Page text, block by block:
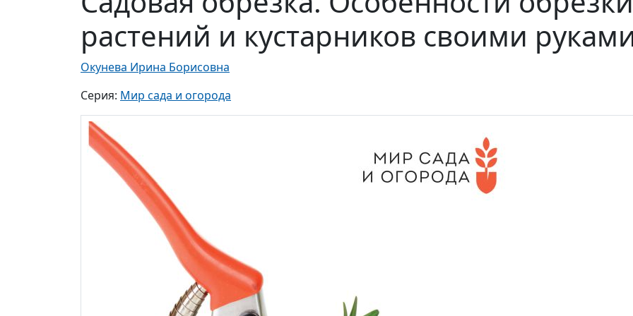
растений и кустарников своими
Окунева Ирина Борисовна
Серия: Мир сада и огорода